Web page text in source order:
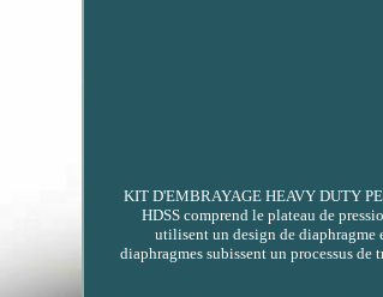
KIT D'EMBRAYAGE HEAVY DUTY
HDSS comprend le plateau de
utilisent un design de diaphragme
diaphragmes subissent un processus de